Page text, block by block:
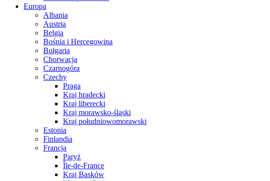
Europa
Albania
Austria
Belgia
Bośnia i Hercegowina
Bułgaria
Chorwacja
Czarnogóra
Czechy
Praga
Kraj hradecki
Kraj liberecki
Kraj morawsko-śląski
Kraj południowomorawski
Estonia
Finlandia
Francja
Paryż
Île-de-France
Kraj Basków